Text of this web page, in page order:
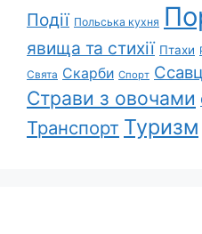
Події Польська кухня
явища та стихії Птахи
Свята Скарби Спорт
Страви з овочами
Транспорт Туризм